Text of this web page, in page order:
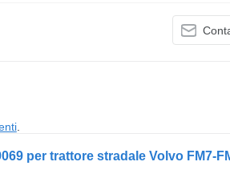
.
per trattore stradale Volvo FM7-